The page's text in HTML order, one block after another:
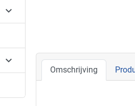


Omschrijving